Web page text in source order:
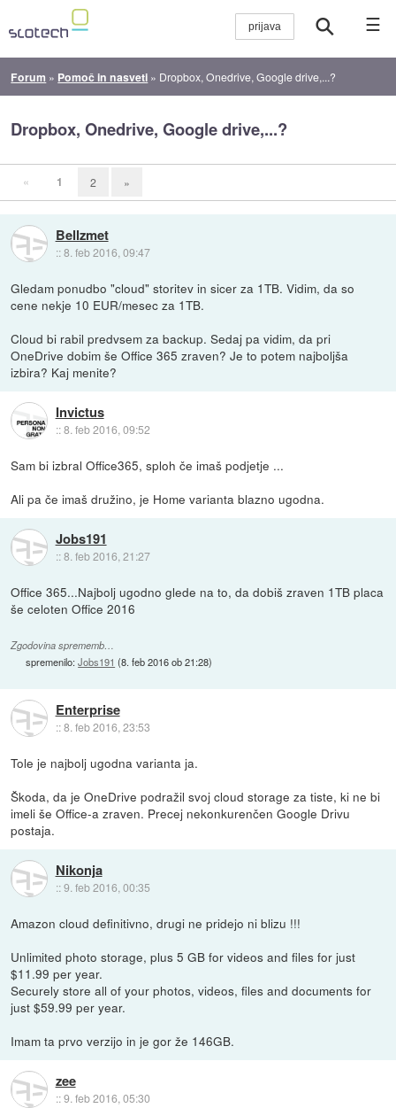
☰
Forum » Pomoč in nasveti » Dropbox, Onedrive, Google drive,...?
Dropbox, Onedrive, Google drive,...?
« 1 2 »
Bellzmet
::8. feb 2016, 09:47
Gledam ponudbo "cloud" storitev in sicer za 1TB. Vidim, da so
cene nekje 10 EUR/mesec za 1TB.
Cloud bi rabil predvsem za backup. Sedaj pa vidim, da pri
OneDrive dobim še Office 365 zraven? Je to potem najboljša
izbira? Kaj menite?
Invictus
::8. feb 2016, 09:52
Sam bi izbral Office365, sploh če imaš podjetje ...
Ali pa če imaš družino, je Home varianta blazno ugodna.
Jobs191
::8. feb 2016, 21:27
Office 365...Najbolj ugodno glede na to, da dobiš zraven 1TB placa
še celoten Office 2016
Zgodovina sprememb…
spremenilo:Jobs191 (8. feb 2016 ob 21:28)
Enterprise
::8. feb 2016, 23:53
Tole je najbolj ugodna varianta ja.
Škoda, da je OneDrive podražil svoj cloud storage za tiste, ki ne bi
imeli še Office-a zraven. Precej nekonkurenčen Google Drivu
postaja.
Nikonja
::9. feb 2016, 00:35
Amazon cloud definitivno, drugi ne pridejo ni blizu !!!
Unlimited photo storage, plus 5 GB for videos and files for just
$11.99 per year.
Securely store all of your photos, videos, files and documents for
just $59.99 per year.
Imam ta prvo verzijo in je gor že 146GB.
zee
::9. feb 2016, 05:30